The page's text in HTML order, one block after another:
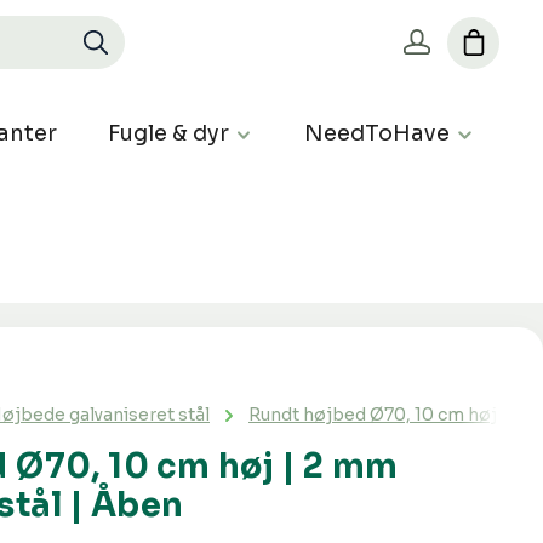
Fugle & dyr NeedToHave
10 cm høj | 2 mm
| Åben
galvaniseret stål Rundt højbed Ø70, 10 cm høj | 2